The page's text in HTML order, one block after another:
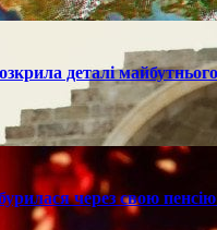
деталі майбутнього
через свою